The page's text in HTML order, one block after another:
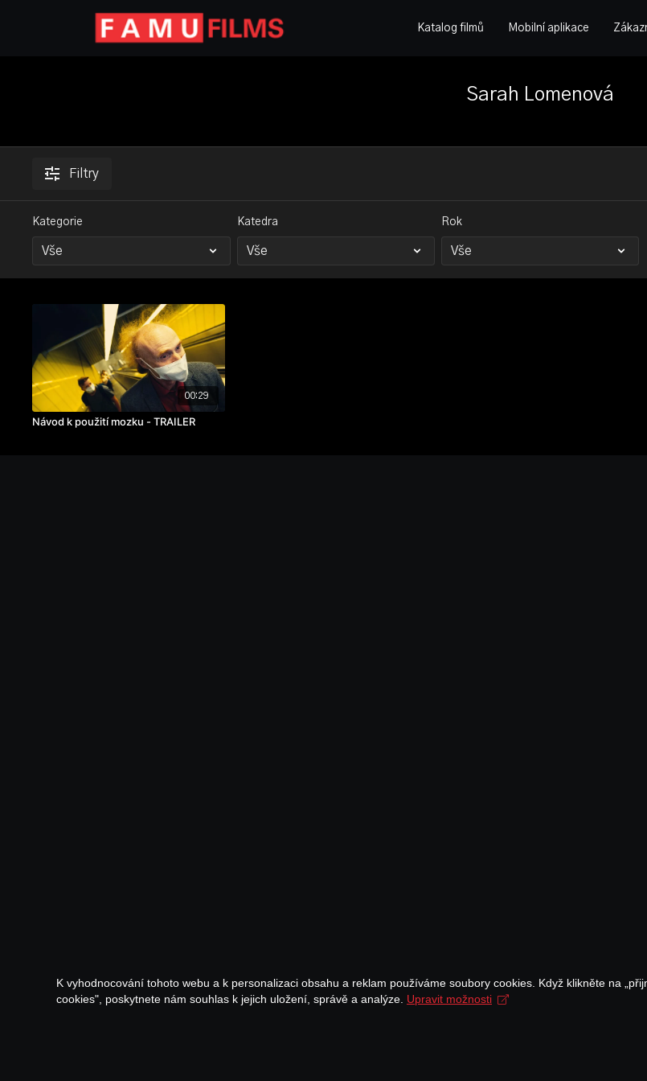
Katalog filmů Mobilní aplikace
Sarah Lomenová
Filtry
Kategorie Katedra Rok
00:29
Návod k použití mozku - TRAILER
K vyhodnocování tohoto webu a k personalizaci obsahu a reklam používáme soubory cookies. Když klikněte na
cookies", poskytnete nám souhlas k jejich uložení, správě a analýze. Upravit možnosti